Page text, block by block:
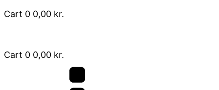
Cart 0 0,00 kr.
Cart 0 0,00 kr.